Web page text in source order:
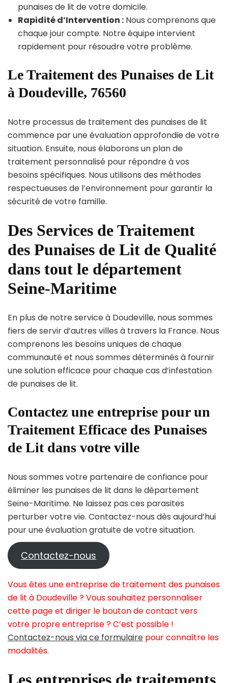
punaises de lit de votre domicile.
Rapidité d’Intervention : Nous comprenons que
chaque jour compte. Notre équipe intervient
rapidement pour résoudre votre problème.
Le Traitement des Punaises de Lit
à Doudeville, 76560
Notre processus de traitement des punaises de lit
commence par une évaluation approfondie de votre
situation. Ensuite, nous élaborons un plan de
traitement personnalisé pour répondre à vos
besoins spécifiques. Nous utilisons des méthodes
respectueuses de l’environnement pour garantir la
sécurité de votre famille.
Des Services de Traitement
des Punaises de Lit de Qualité
dans tout le département
Seine-Maritime
En plus de notre service à Doudeville, nous sommes
fiers de servir d’autres villes à travers la France. Nous
comprenons les besoins uniques de chaque
communauté et nous sommes déterminés à fournir
une solution efficace pour chaque cas d’infestation
de punaises de lit.
Contactez une entreprise pour un
Traitement Efficace des Punaises
de Lit dans votre ville
Nous sommes votre partenaire de confiance pour
éliminer les punaises de lit dans le département
Seine-Maritime. Ne laissez pas ces parasites
perturber votre vie. Contactez-nous dès aujourd’hui
pour une évaluation gratuite de votre situation.
Contactez-nous
Vous êtes une entreprise de traitement des punaises
de lit à Doudeville ? Vous souhaitez personnaliser
cette page et diriger le bouton de contact vers
votre propre entreprise ? C’est possible !
Contactez-nous via ce formulaire pour connaître les
modalités.